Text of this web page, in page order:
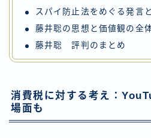
スパイ防止法をめぐる発言
藤井聡の思想と価値観の全
藤井聡 評判のまとめ
消費税に対する考え：
場面も